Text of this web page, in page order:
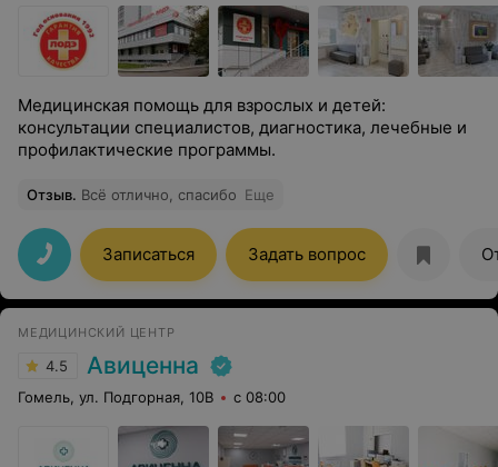
Медицинская помощь для взрослых и детей:
консультации специалистов, диагностика, лечебные и
профилактические программы.
Отзыв. Всё отлично, спасибо Еще
Записаться Задать вопрос
МЕДИЦИНСКИЙ ЦЕНТР
4.5 Авиценна
Гомель, ул. Подгорная, 10В с 08:00